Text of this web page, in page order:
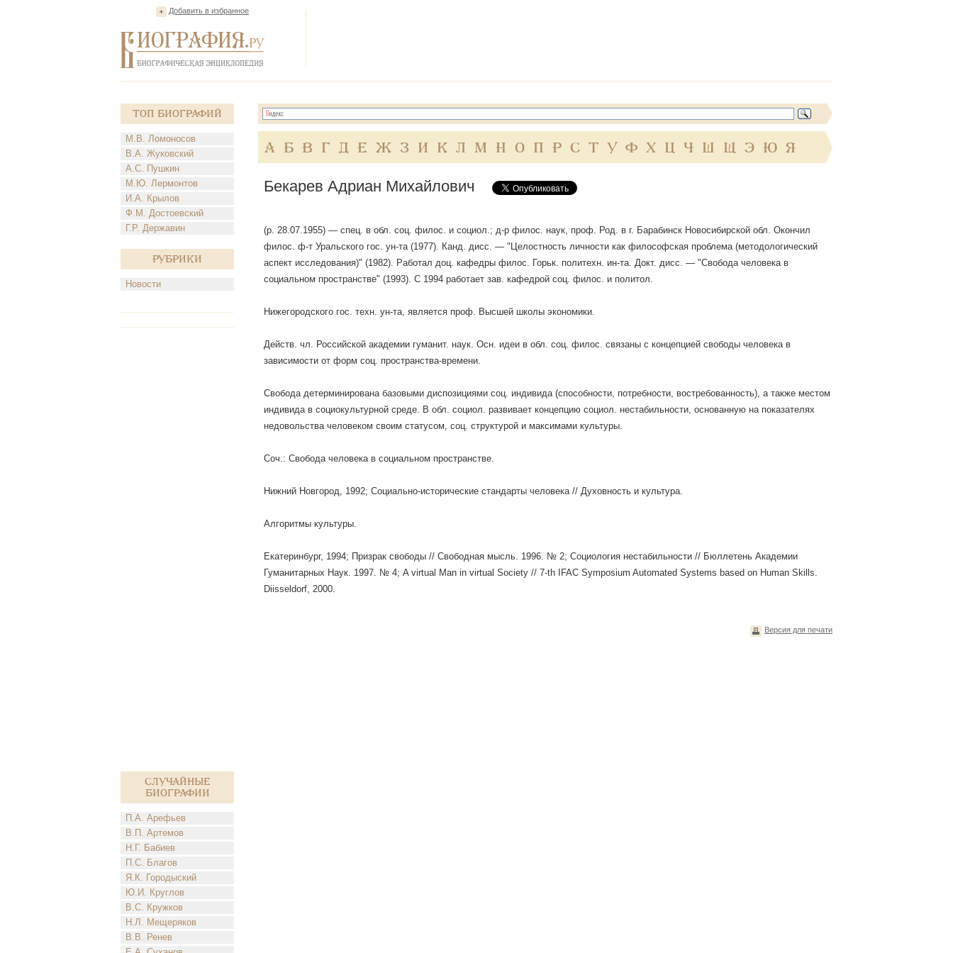
Добавить в избранное
Топ Биографий
М.В. Ломоносов
В.А. Жуковский
А.С. Пушкин
М.Ю. Лермонтов
И.А. Крылов
Ф.М. Достоевский
Г.Р. Державин
Рубрики
Новости
Случайные
биографии
П.А. Арефьев
В.П. Артемов
Н.Г. Бабиев
П.С. Благов
Я.К. Городыский
Ю.И. Круглов
В.С. Кружков
Н.Л. Мещеряков
В.В. Ренев
А Б В Г Д Е Ж З И К Л М Н О П Р С Т У Ф Х Ц Ч Ш Щ Э Ю Я
Бекарев Адриан Михайлович
(р. 28.07.1955) — спец. в обл. соц. филос. и социол.; д-р филос. наук, проф. Род. в г. Барабинск Новосибирской обл. Окончил
филос. ф-т Уральского гос. ун-та (1977). Канд. дисс. — "Целостность личности как философская проблема (методологический
аспект исследования)" (1982). Работал доц. кафедры филос. Горьк. политехн. ин-та. Докт. дисс. — "Свобода человека в
социальном пространстве" (1993). С 1994 работает зав. кафедрой соц. филос. и политол.
Нижегородского гос. техн. ун-та, является проф. Высшей школы экономики.
Действ. чл. Российской академии гуманит. наук. Осн. идеи в обл. соц. филос. связаны с концепцией свободы человека в
зависимости от форм соц. пространства-времени.
Свобода детерминирована базовыми диспозициями соц. индивида (способности, потребности, востребованность), а также местом
индивида в социокультурной среде. В обл. социол. развивает концепцию социол. нестабильности, основанную на показателях
недовольства человеком своим статусом, соц. структурой и максимами культуры.
Соч.: Свобода человека в социальном пространстве.
Нижний Новгород, 1992; Социально-исторические стандарты человека // Духовность и культура.
Алгоритмы культуры.
Екатеринбург, 1994; Призрак свободы // Свободная мысль. 1996. № 2; Социология нестабильности // Бюллетень Академии
Гуманитарных Наук. 1997. № 4; A virtual Man in virtual Society // 7-th IFAC Symposium Automated Systems based on Human Skills.
Diisseldorf, 2000.
Версия для печати